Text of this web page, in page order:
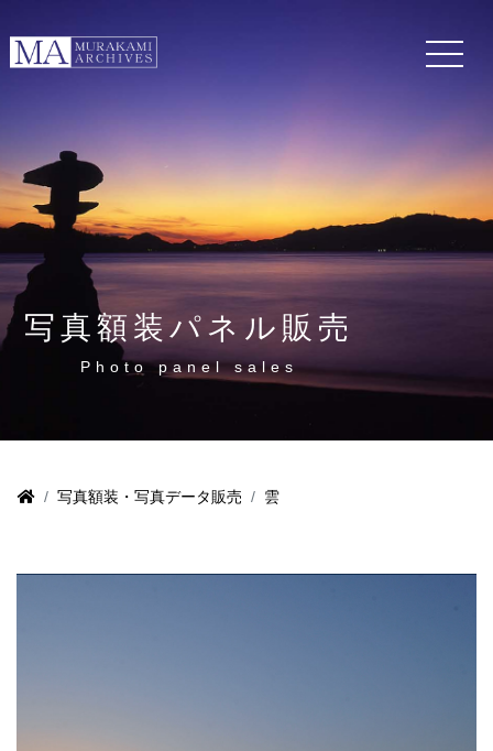
写真額装パネル販売
Photo panel sales
写真額装・写真データ販売 雲